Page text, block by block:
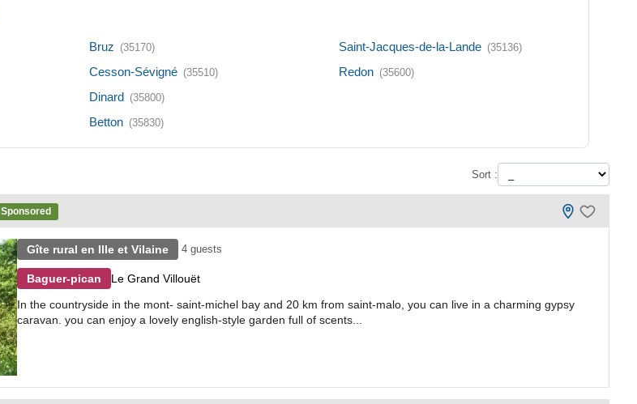
Bruz (35170)
Cesson-Sévigné (35510)
Dinard (35800)
Betton (35830)
Saint-Jacques-de-la-Lande (35136)
Redon (35600)
Sort :
Sponsored
Gîte rural en Ille et Vilaine 4 guests
Baguer-pican Le Grand Villouët
In the countryside in the mont- saint-michel bay and 20 km from saint-malo, you can live in a charming gypsy
caravan. you can enjoy a lovely english-style garden full of scents...